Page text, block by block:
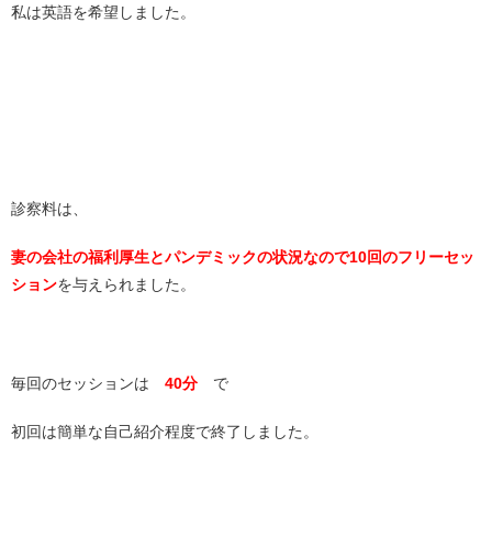
私は英語を希望しました。
診察料は、
妻の会社の福利厚生とパンデミックの状況なので10回のフリーセッ
ションを与えられました。
毎回のセッションは 40分 で
初回は簡単な自己紹介程度で終了しました。